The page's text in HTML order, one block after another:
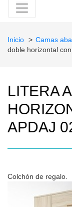
Inicio Camas
doble horizontal
LITERA
APDAJ
Colchón de regalo.